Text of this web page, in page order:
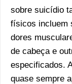
sobre suicídio
físicos incluem
dores
de cabeça e
especificados.
quase sempre